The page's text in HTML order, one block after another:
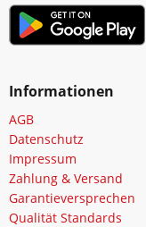
Informationen
AGB
Datenschutz
Impressum
Zahlung & Versand
Garantieversprechen
Qualität Standards